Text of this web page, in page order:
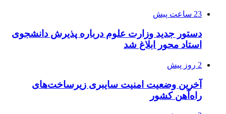
23 ساعت پیش
دستور جدید وزارت علوم درباره پذیرش دانشجوی
استاد محور ابلاغ شد
2 روز پیش
آخرین وضعیت امنیت سایبری زیرساخت‌های
راه‌آهن کشور